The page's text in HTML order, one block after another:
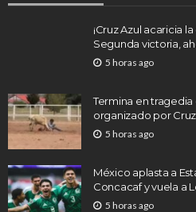
¡Cruz Azul acaricia
Segunda victoria,
5 horas ago
Termina en
organizado por
5 horas ago
México aplasta a
Concacaf y vuela a
5 horas ago